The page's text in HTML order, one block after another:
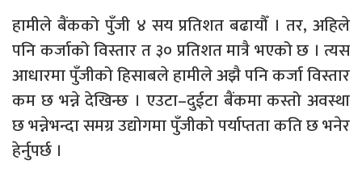
हामीले बैंकको पुँजी ४ सय प्रतिशत बढायौँ । तर, अहिले
पनि कर्जाको विस्तार त ३० प्रतिशत मात्रै भएको छ । त्यस
आधारमा पुँजीको हिसाबले हामीले अझै पनि कर्जा विस्तार
कम छ भन्ने देखिन्छ । एउटा–दुईटा बैंकमा कस्तो अवस्था
छ भन्नेभन्दा समग्र उद्योगमा पुँजीको पर्याप्तता कति छ भनेर
हेर्नुपर्छ ।